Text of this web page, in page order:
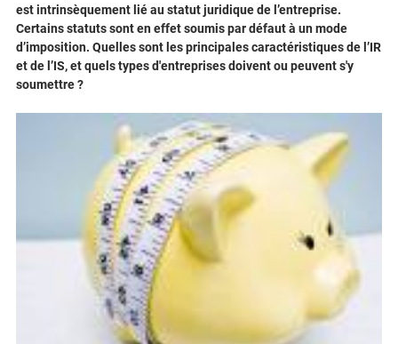
est intrinsèquement lié au statut juridique de l’entreprise.
Certains statuts sont en effet soumis par défaut à un mode
d’imposition. Quelles sont les principales caractéristiques de l’IR
et de l’IS, et quels types d'entreprises doivent ou peuvent s'y
soumettre ?